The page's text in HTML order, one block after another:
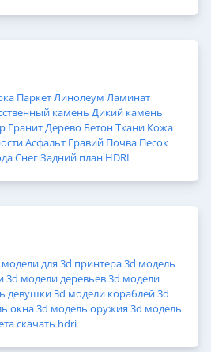
ПаркетЛинолеум Ламинат
камень Дикий камень
ГранитДерево БетонТкани Кожа
Асфальт Гравий Почва Песок
СнегЗадний план HDRI
для 3d принтера3d модель
3d модели деревьев3d модели
девушки3d модели кораблей3d
окна3d модель оружия 3d модель
скачать hdri